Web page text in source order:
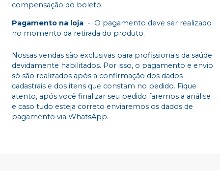
compensação do boleto.
Pagamento na loja - O pagamento deve ser realizado
no momento da retirada do produto.
Nossas vendas são exclusivas para profissionais da saúde
devidamente habilitados. Por isso, o pagamento e envio
só são realizados após a confirmação dos dados
cadastrais e dos itens que constam no pedido. Fique
atento, após você finalizar seu pedido faremos a análise
e caso tudo esteja correto enviaremos os dados de
pagamento via WhatsApp.